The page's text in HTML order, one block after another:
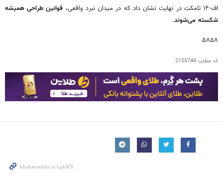
اف-۱۴ تامکت در نهایت نشان داد که در میدان نبرد واقعی،
قوانین طراحی همیشه
شکسته می‌شوند.
۵۸۵۸
کد مطلب2155744